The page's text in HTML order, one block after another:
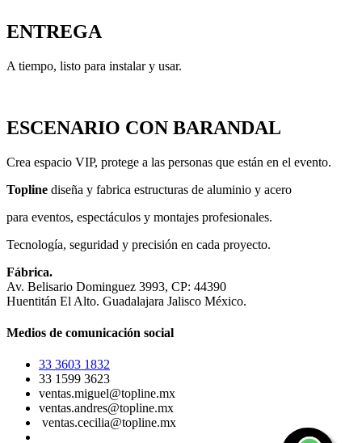
ENTREGA
A tiempo, listo para instalar y usar.
ESCENARIO CON BARANDAL
Crea espacio VIP, protege a las personas que están en el evento.
Topline diseña y fabrica estructuras de aluminio y acero
para eventos, espectáculos y montajes profesionales.
Tecnología, seguridad y precisión en cada proyecto.
Fábrica.
Av. Belisario Dominguez 3993, CP: 44390
Huentitán El Alto. Guadalajara Jalisco México.
Medios de comunicación social
33 3603 1832
33 1599 3623
ventas.miguel@topline.mx
ventas.andres@topline.mx
ventas.cecilia@topline.mx​